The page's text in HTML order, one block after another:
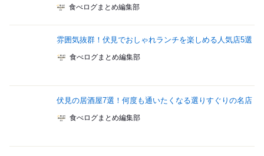
食べログまとめ編集部
雰囲気抜群！伏見でおしゃれランチを楽しめる人気店5選
食べログまとめ編集部
伏見の居酒屋7選！何度も通いたくなる選りすぐりの名店
食べログまとめ編集部